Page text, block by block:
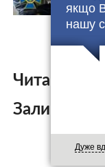
якщо
нашу
Дуже
Читайте
Залишити